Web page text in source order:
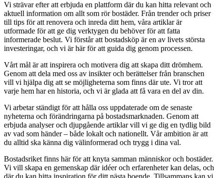
Vi strävar efter att erbjuda en plattform där du kan hitta relevant och
aktuell information om allt som rör bostäder. Från trender och priser
till tips för att renovera och inreda ditt hem, våra artiklar är
utformade för att ge dig verktygen du behöver för att fatta
informerade beslut. Vi förstår att bostadsköp är en av livets största
investeringar, och vi är här för att guida dig genom processen.
Vårt mål är att inspirera och motivera dig att skapa ditt drömhem.
Genom att dela med oss av insikter och berättelser från branschen
vill vi hjälpa dig att se möjligheterna som finns där ute. Vi tror att
varje hem har en historia, och vi är glada att få vara en del av din.
Vi arbetar ständigt för att hålla oss uppdaterade om de senaste
nyheterna och förändringarna på bostadsmarknaden. Genom att
erbjuda analyser och djupgående artiklar vill vi ge dig en tydlig bild
av vad som händer – både lokalt och nationellt. Vår ambition är att
du alltid ska känna dig välinformerad och trygg i dina val.
Bostadsriket finns här för att knyta samman människor och bostäder.
Vi vill skapa en gemenskap där idéer och erfarenheter kan delas, och